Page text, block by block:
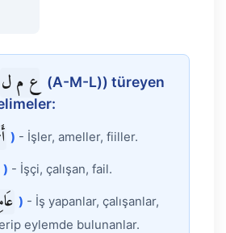
ع م ل
(A-M-L)) türeyen
) - İşler, ameller, fiiller.
) - İşçi, çalışan, fail.
) - İş yapanlar, çalışanlar,
eylemde bulunanlar.